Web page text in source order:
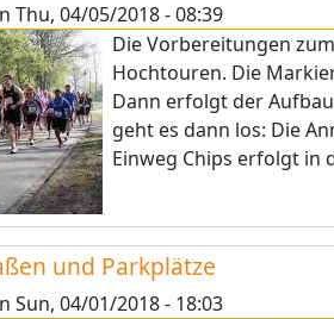
Thu, 04/05/2018 - 08:39
Die Vorbereitungen
Hochtouren. Die
Dann erfolgt der
geht es dann los: Die
Einweg Chips erfolgt in
und Parkplätze
Sun, 04/01/2018 - 18:03